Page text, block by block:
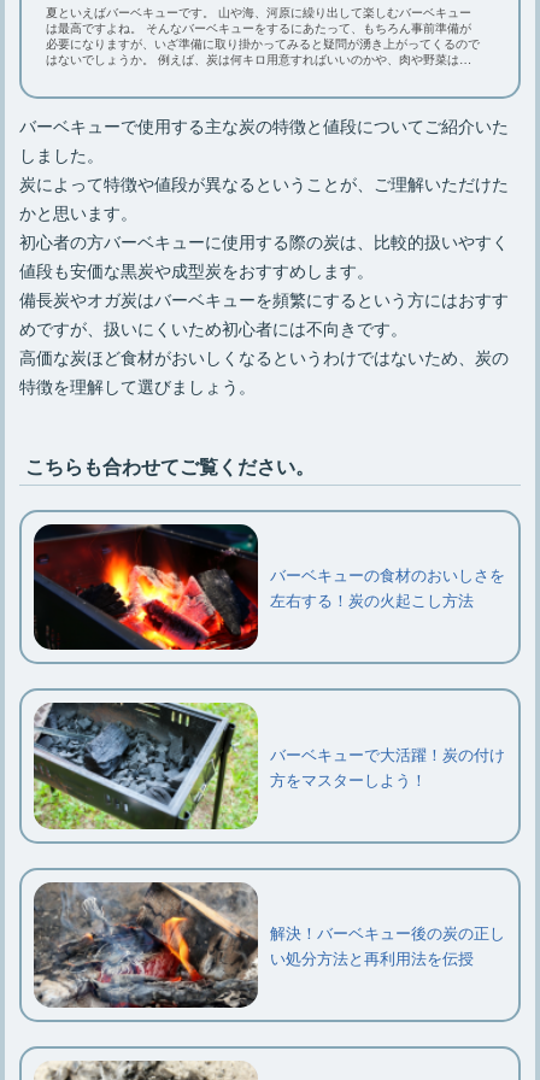
夏といえばバーベキューです。 山や海、河原に繰り出して楽しむバーベキュー
は最高ですよね。 そんなバーベキューをするにあたって、もちろん事前準備が
必要になりますが、いざ準備に取り掛かってみると疑問が湧き上がってくるので
はないでしょうか。 例えば、炭は何キロ用意すればいいのかや、肉や野菜はど
バーベキューで使用する主な炭の特徴と値段についてご紹介いた
しました。
炭によって特徴や値段が異なるということが、ご理解いただけた
かと思います。
初心者の方バーベキューに使用する際の炭は、比較的扱いやすく
値段も安価な黒炭や成型炭をおすすめします。
備長炭やオガ炭はバーベキューを頻繁にするという方にはおすす
めですが、扱いにくいため初心者には不向きです。
高価な炭ほど食材がおいしくなるというわけではないため、炭の
特徴を理解して選びましょう。
こちらも合わせてご覧ください。
バーベキューの食材のおいしさを
左右する！炭の火起こし方法
バーベキューで大活躍！炭の付け
方をマスターしよう！
解決！バーベキュー後の炭の正し
い処分方法と再利用法を伝授